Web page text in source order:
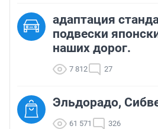
адаптация
подвески
наших дорог.
7 812 27
Эльдорадо,
61 571 326